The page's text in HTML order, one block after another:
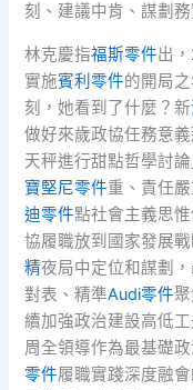
刻、建議中肯、謀劃務
林克慶指福斯零件出
實施賓利零件的開局
刻，她看到了什麼？新
做好來歲政協任務意
天秤進行甜點哲學討
寶堅尼零件重、責任
迪零件點社會主義思
協履職放到國家發展
精夜局中定位和謀劃
對表、精準Audi零件
續加強政治建設高低
周全領導作為最基礎
零件履職實踐深度融